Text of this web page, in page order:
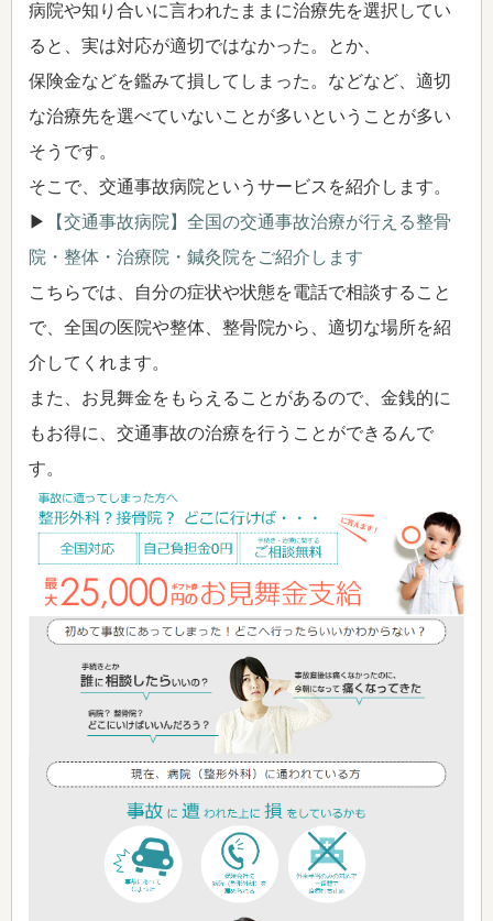
病院や知り合いに言われたままに治療先を選択してい
ると、実は対応が適切ではなかった。とか、
保険金などを鑑みて損してしまった。などなど、適切
な治療先を選べていないことが多いということが多い
そうです。
そこで、交通事故病院というサービスを紹介します。
▶
【交通事故病院】全国の交通事故治療が行える整骨
院・整体・治療院・鍼灸院をご紹介します
こちらでは、自分の症状や状態を電話で相談すること
で、全国の医院や整体、整骨院から、適切な場所を紹
介してくれます。
また、お見舞金をもらえることがあるので、金銭的に
もお得に、交通事故の治療を行うことができるんで
す。